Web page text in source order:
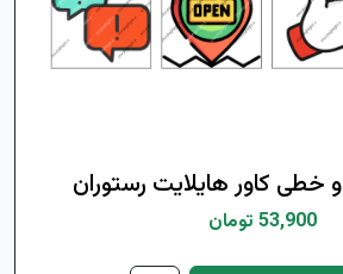
خطی کاور هایلایت رستوران
53,900 تومان